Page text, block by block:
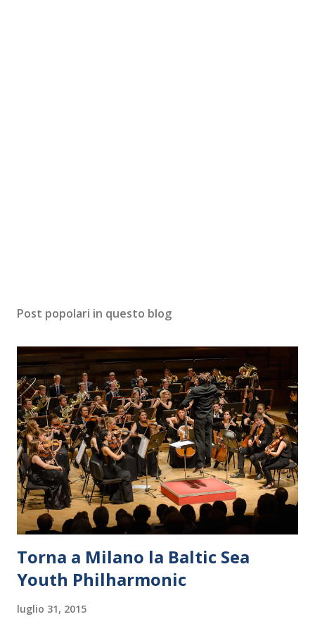
Post popolari in questo blog
Torna a Milano la Baltic Sea
Youth Philharmonic
luglio 31, 2015